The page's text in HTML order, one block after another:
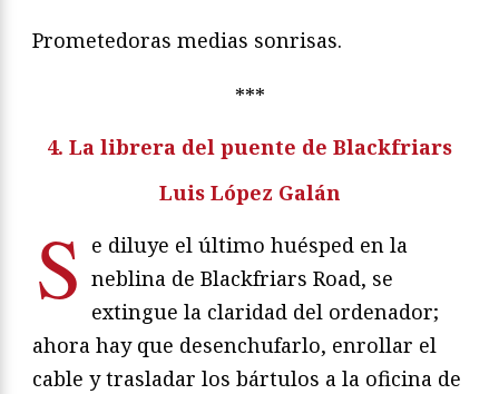
Prometedoras medias sonrisas.
***
4. La librera del puente de Blackfriars
Luis López Galán
S e diluye el último huésped en la
neblina de Blackfriars Road, se
extingue la claridad del ordenador;
ahora hay que desenchufarlo, enrollar el
cable y trasladar los bártulos a la oficina de